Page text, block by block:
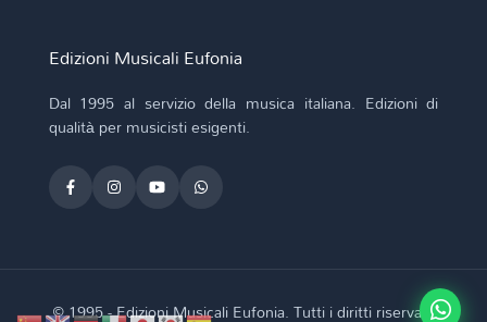
Edizioni Musicali Eufonia
Dal 1995 al servizio della musica italiana. Edizioni di
qualità per musicisti esigenti.
© 1995 - Edizioni Musicali Eufonia. Tutti i diritti riservati.